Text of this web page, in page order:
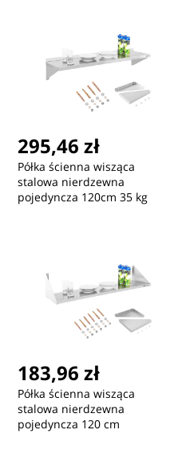
51,51 zł
MicroConnect Powercord
C13 IEC Lock+ - C14
295,46 zł
Półka ścienna wisząca
stalowa nierdzewna
pojedyncza 120cm 35 kg
183,96 zł
Półka ścienna wisząca
stalowa nierdzewna
pojedyncza 120 cm